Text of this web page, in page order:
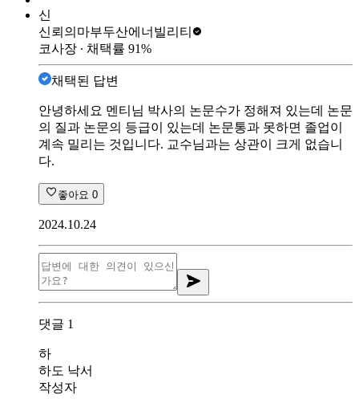
신
신뢰의마부두산에너빌리티
코사장 ∙ 채택률 91%
채택된 답변
안녕하세요 멘티님 박사의 논문수가 정해져 있는데 논문
의 질과 논문의 등급이 있는데 논문통과 못하면 졸업이
계속 밀리는 것입니다. 교수님과는 상관이 크게 없습니
다.
좋아요 0
2024.10.24
댓글 1
하
하도 낙서
작성자